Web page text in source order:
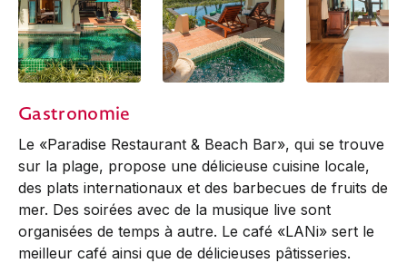
Villa
Gastronomie
Le «Paradise Restaurant & Beach Bar», qui se trouve
sur la plage, propose une délicieuse cuisine locale,
des plats internationaux et des barbecues de fruits de
mer. Des soirées avec de la musique live sont
organisées de temps à autre. Le café «LANi» sert le
meilleur café ainsi que de délicieuses pâtisseries.